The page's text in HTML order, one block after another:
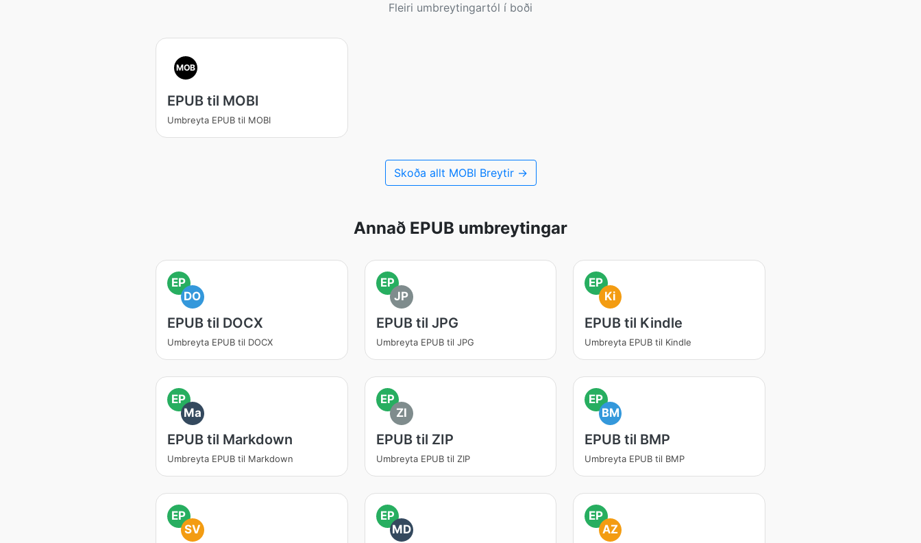
Fleiri umbreytingartól í boði
MOB
EPUB til MOBI
Umbreyta EPUB til MOBI
Skoða allt MOBI Breytir →
Annað EPUB umbreytingar
EP
DO
EPUB til DOCX
Umbreyta EPUB til DOCX
EP
JP
EPUB til JPG
Umbreyta EPUB til JPG
EP
Ki
EPUB til Kindle
Umbreyta EPUB til Kindle
EP
Ma
EPUB til Markdown
Umbreyta EPUB til Markdown
EP
ZI
EPUB til ZIP
Umbreyta EPUB til ZIP
EP
BM
EPUB til BMP
Umbreyta EPUB til BMP
EP
SV
EP
MD
EP
AZ